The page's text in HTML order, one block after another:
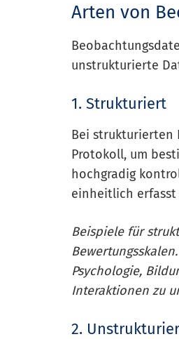
Arten von
unstrukturierte
1. Strukturiert
Bei strukturierten
Protokoll, um
hochgradig
einheitlich erfasst
Beispiele für
Psychologie,
Interaktionen zu
2.